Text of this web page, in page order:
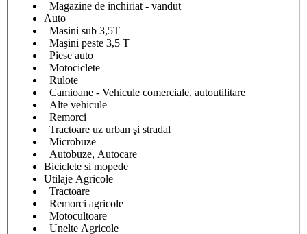
Magazine de inchiriat - vandut
Auto
Masini sub 3,5T
Maşini peste 3,5 T
Piese auto
Motociclete
Rulote
Camioane - Vehicule comerciale, autoutilitare
Alte vehicule
Remorci
Tractoare uz urban şi stradal
Microbuze
Autobuze, Autocare
Biciclete si mopede
Utilaje Agricole
Tractoare
Remorci agricole
Motocultoare
Unelte Agricole